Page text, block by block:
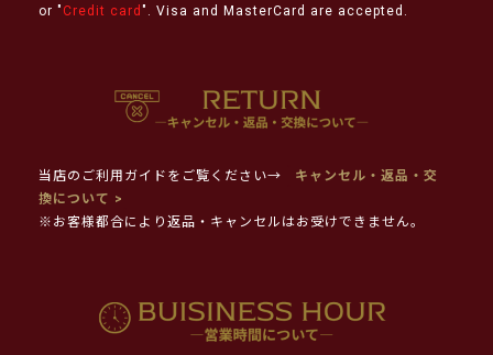
or " Credit card ". Visa and MasterCard are accepted.
当店のご利用ガイドをご覧ください→
キャンセル・返品・交
換について >
※お客様都合により返品・キャンセルはお受けできません。